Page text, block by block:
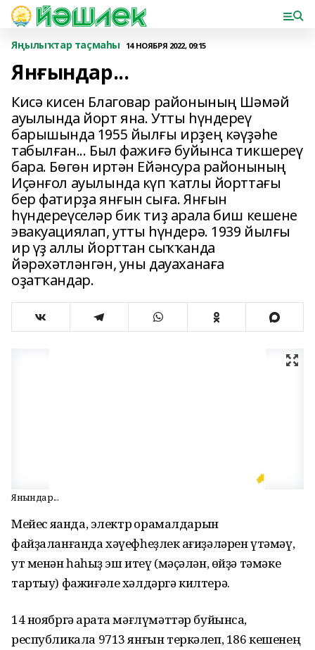
Яңылыҡтар таҫмаһы 14 НОЯБРЯ 2022, 09:15
Янғындар...
Кисә кисен Благовар районының Шәмәй
ауылында йорт яна. Утты һүндереү
барышында 1955 йылғы ирҙең кәүҙәһе
табылған... Был фажиғә буйынса тикшереү
бара. Бөгөн иртән Ейәнсура районының
Иҫәнғол ауылында күп ҡатлы йорттағы
бер фатирҙа янғын сыға. Янғын
һүндереүселәр бик тиҙ арала биш кешене
эвакуациялап, утты һүндерә. 1939 йылғы
ир үҙ аллы йорттан сыҡҡанда
йәрәхәтләнгән, уны дауаханаға
оҙатҡандар.
Янғындар...
Мейес яҡҡанда, электр ҡорамалдарын
файҙаланғанда хәүефһеҙлек ҡағиҙәләрен үтәмәү,
ут менән һаҡһыҙ эш итеү (мәҫәлән, өйҙә тәмәке
тартыу) фажиғәле хәлдәргә килтерә.
14 ноябргә ҡарата мәғлүмәттәр буйынса,
республикала 9713 янғын теркәлеп, 186 кешенең